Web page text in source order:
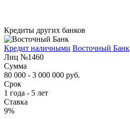
Кредиты других банков
Кредит наличными Восточный Банк
Лиц №1460
Сумма
80 000 - 3 000 000 руб.
Срок
1 года - 5 лет
Ставка
9%